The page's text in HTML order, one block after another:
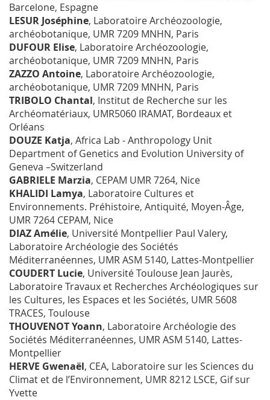
Barcelone, Espagne
LESUR Joséphine, Laboratoire Archéozoologie,
archéobotanique, UMR 7209 MNHN, Paris
DUFOUR Elise, Laboratoire Archéozoologie,
archéobotanique, UMR 7209 MNHN, Paris
ZAZZO Antoine, Laboratoire Archéozoologie,
archéobotanique, UMR 7209 MNHN, Paris
TRIBOLO Chantal, Institut de Recherche sur les
Archéomatériaux, UMR5060 IRAMAT, Bordeaux et
Orléans
DOUZE Katja, Africa Lab - Anthropology Unit
Department of Genetics and Evolution University of
Geneva –Switzerland
GABRIELE Marzia, CEPAM UMR 7264, Nice
KHALIDI Lamya, Laboratoire Cultures et
Environnements. Préhistoire, Antiquité, Moyen-Âge,
UMR 7264 CEPAM, Nice
DIAZ Amélie, Université Montpellier Paul Valery,
Laboratoire Archéologie des Sociétés
Méditerranéennes, UMR ASM 5140, Lattes-Montpellier
COUDERT Lucie, Université Toulouse Jean Jaurès,
Laboratoire Travaux et Recherches Archéologiques sur
les Cultures, les Espaces et les Sociétés, UMR 5608
TRACES, Toulouse
THOUVENOT Yoann, Laboratoire Archéologie des
Sociétés Méditerranéennes, UMR ASM 5140, Lattes-
Montpellier
HERVE Gwenaël, CEA, Laboratoire sur les Sciences du
Climat et de l’Environnement, UMR 8212 LSCE, Gif sur
Yvette